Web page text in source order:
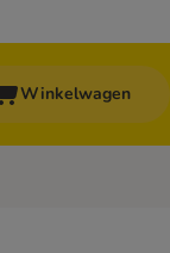
Winkelwagen
Top Deals